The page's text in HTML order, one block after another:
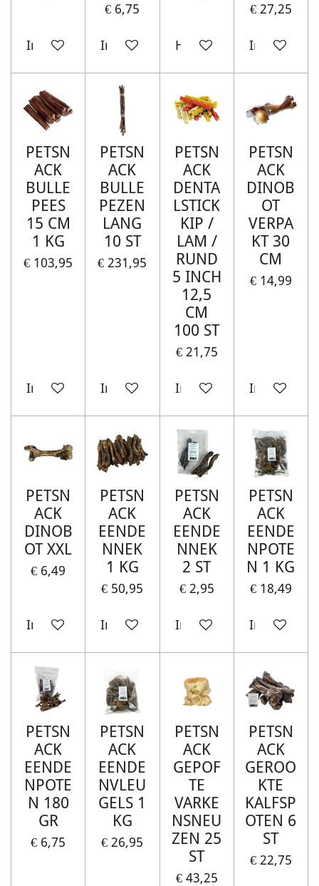
In winkelwagen
€ 6,75
In winkelwagenHoud mij op de hoogte
€ 27,25
In
PETSN
ACK
BULLE
PEES
15 CM
1 KG
€ 103,95
In winkelwagen
PETSN
ACK
BULLE
PEZEN
LANG
10 ST
€ 231,95
In winkelwagen
PETSN
ACK
DENTA
LSTICK
KIP /
LAM /
RUND
5 INCH
12,5
CM
100 ST
€ 21,75
In winkelwagen
PETSN
ACK
DINOB
OT
VERPA
KT 30
CM
€ 14,99
In
PETSN
ACK
DINOB
OT XXL
€ 6,49
In winkelwagen
PETSN
ACK
EENDE
NNEK
1 KG
€ 50,95
In winkelwagen
PETSN
ACK
EENDE
NNEK
2 ST
€ 2,95
In winkelwagen
PETSN
ACK
EENDE
NPOTE
N 1 KG
€ 18,49
In
PETSN
ACK
EENDE
NPOTE
N 180
GR
€ 6,75
PETSN
ACK
EENDE
NVLEU
GELS 1
KG
€ 26,95
PETSN
ACK
GEPOF
TE
VARKE
NSNEU
ZEN 25
ST
€ 43,25
PETSN
ACK
GEROO
KTE
KALFSP
OTEN 6
ST
€ 22,75